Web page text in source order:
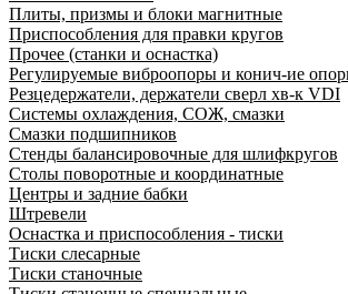
Плиты, призмы и блоки магнитные
Приспособления для правки кругов
Прочее (станки и оснастка)
Регулируемые виброопоры и конич-ие
Резцедержатели, держатели сверл хв-к VDI
Системы охлаждения, СОЖ, смазки
Смазки подшипников
Стенды балансировочные для шлифкругов
Столы поворотные и координатные
Центры и задние бабки
Штревели
Оснастка и приспособления - тиски
Тиски слесарные
Тиски станочные